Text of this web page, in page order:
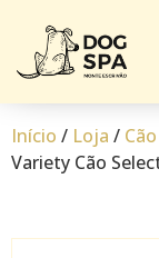
Início / Loja / Cão
Variety Cão